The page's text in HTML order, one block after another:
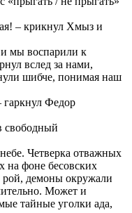
– крикнул Хмыз и
и мы воспарили к
вслед за нами,
шибче, понимая наш
Федор
свободный
Четверка отважных
на фоне бесовских
рой, демоны окружали
Может и
тайные уголки ада,